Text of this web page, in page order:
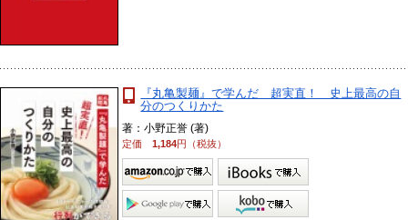
『丸亀製麺』で学んだ 超実直！ 史上最高の自
分のつくりかた
著：小野正誉 (著)
定価1,184円（税抜）